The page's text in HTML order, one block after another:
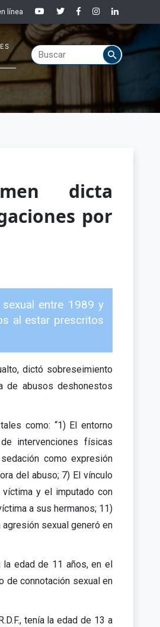
línea
dicta
por
entre 1989 y
al estar prescritos
dictó sobreseimiento
de abusos deshonestos
como: “1) El entorno
intervenciones físicas
como expresión
del abuso; 7) El vínculo
y el imputado con
a sus hermanos; 11)
sexual generó en
la edad de 11 años, en el
de connotación sexual en
tenía la edad de 13 a